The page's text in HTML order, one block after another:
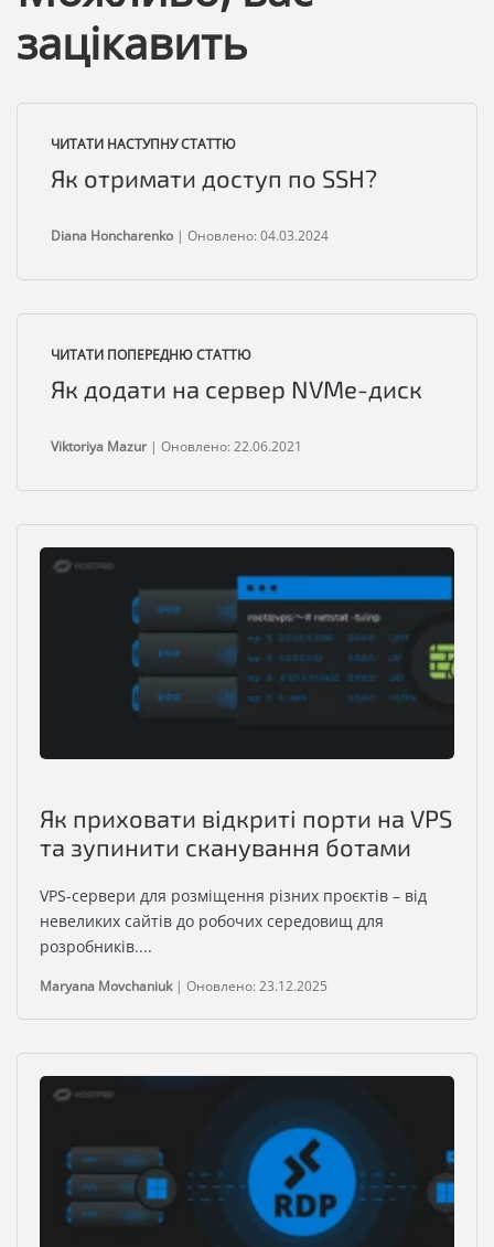
зацікавить
ЧИТАТИ ПОПЕРЕДНЮ СТАТТЮ
Як додати на сервер NVMe-диск
Viktoriya Mazur | Оновлено: 22.06.2021
ЧИТАТИ НАСТУПНУ СТАТТЮ
Як отримати доступ по SSH?
Diana Honcharenko | Оновлено: 04.03.2024
Як приховати відкриті порти на VPS
та зупинити сканування ботами
VPS-сервери для розміщення різних проєктів – від
невеликих сайтів до робочих середовищ для
розробників....
Maryana Movchaniuk| Оновлено: 23.12.2025